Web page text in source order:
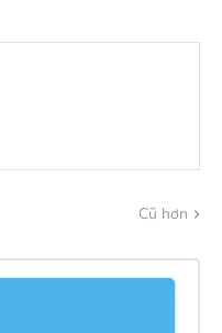
Cũ hơn